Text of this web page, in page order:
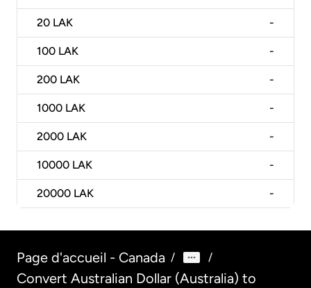
20 LAK -
100 LAK -
200 LAK -
1000 LAK -
2000 LAK -
10000 LAK -
20000 LAK -
Page d'accueil - Canada / /
Convert Australian Dollar (Australia) to